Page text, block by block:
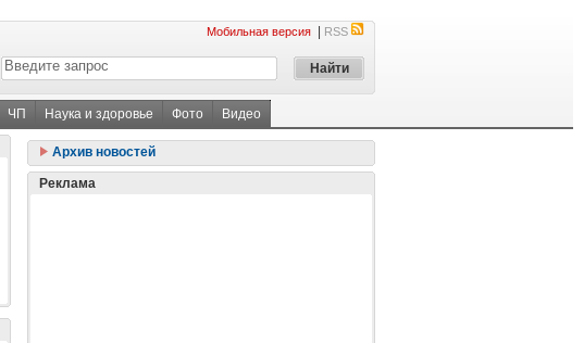
Мобильная версия RSS
ЧП Наука и здоровье Фото Видео
Архив новостей
Реклама